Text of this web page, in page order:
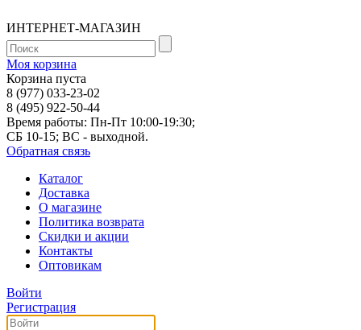
ИНТЕРНЕТ-МАГАЗИН
Моя корзина
Корзина пуста
8 (977) 033-23-02
8 (495) 922-50-44
Время работы: Пн-Пт 10:00-19:30;
СБ 10-15; ВС - выходной.
Обратная связь
Каталог
Доставка
О магазине
Политика возврата
Скидки и акции
Контакты
Оптовикам
Войти
Регистрация